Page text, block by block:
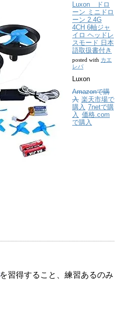
Luxon ドロ
ーン ミニドロ
ーン 2.4G
4CH 6軸ジャ
イロ ヘッドレ
スモード 日本
語取扱書付き
posted with カエ
レバ
Luxon
Amazonで購
入 楽天市場で
購入 7netで購
入 価格.com
で購入
を習得すること、練習あるのみ